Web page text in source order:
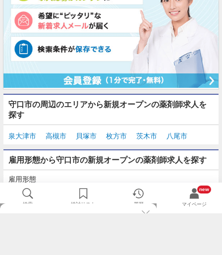
守口市の周辺のエリアから新規オープンの薬剤師求人を
探す
泉大津市 高槻市 貝塚市 枚方市 茨木市 八尾市
雇用形態から守口市の新規オープンの薬剤師求人を探す
雇用形態
正社員
派遣 パート・アルバイト
検索 検討リスト 履歴
new
マイページ